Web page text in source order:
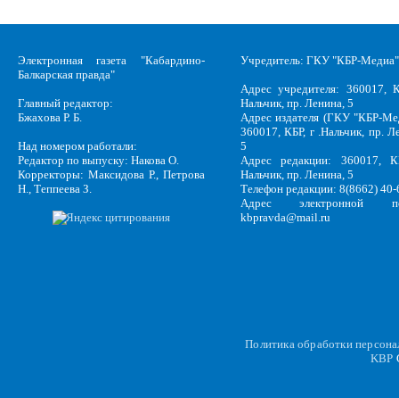
Электронная газета "Кабардино-
Балкарская правда"
Главный редактор:
Бжахова Р. Б.
Над номером работали:
Редактор по выпуску: Накова О.
Корректоры: Максидова Р., Петрова
Н., Теппеева З.
Учредитель: ГКУ "КБР-Медиа"
Адрес учредителя: 360017,
Нальчик, пр. Ленина, 5
Адрес издателя (ГКУ "КБР-
360017, КБР, г .Нальчик, пр.
5
Адрес редакции: 360017,
Нальчик, пр. Ленина, 5
Телефон редакции: 8(8662)
Адрес электронной
kbpravda@mail.ru
Политика обработки
KBP